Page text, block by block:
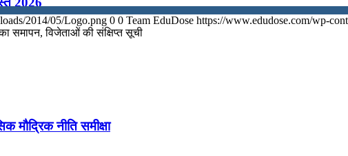
2026
2026
2014/05/Logo.png 0 0 Team EduDose https://www.edudose.com/wp-
समापन, विजेताओं की संक्षिप्त सूची
मौद्रिक नीति समीक्षा